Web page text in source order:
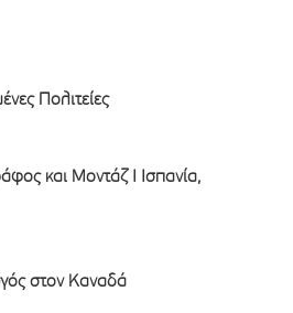
Πολιτείες
και Μοντάζ I Ισπανία,
στον Καναδά